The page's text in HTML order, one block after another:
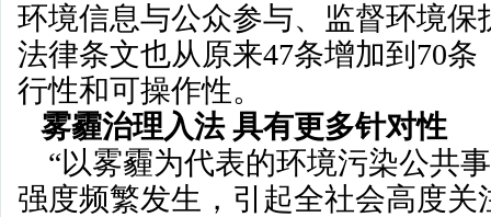
环境信息与公众参与、监督环境保
法律条文也从原来47条增加到70
行性和可操作性。
雾霾治理入法 具有更多针对性
“以雾霾为代表的环境污染公共
强度频繁发生，引起全社会高度关